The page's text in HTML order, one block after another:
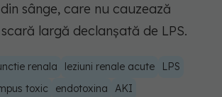
sânge, care nu cauzează
largă declanșată de LPS.
renala leziuni renale acute
LPS
toxic endotoxina AKI